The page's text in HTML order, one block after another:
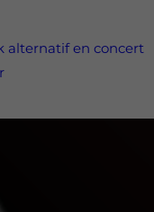
alternatif en concert